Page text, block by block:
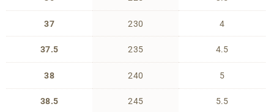
37
37.5
38
38.5
230
235
240
245
4
4.5
5
5.5